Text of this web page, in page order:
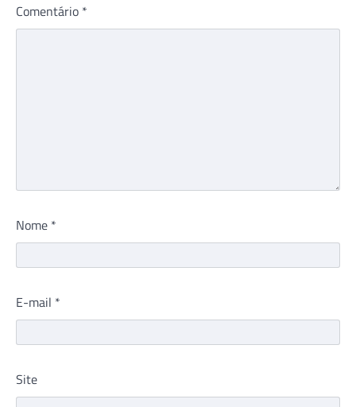
Comentário *
Nome *
E-mail *
Site